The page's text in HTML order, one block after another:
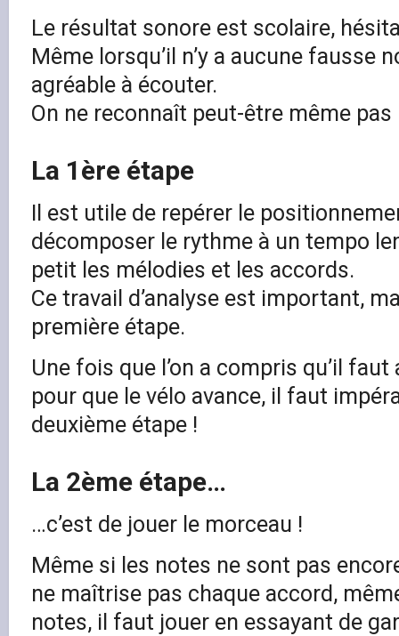
Le résultat sonore est scolaire,
Même lorsqu’il n’y a aucune fausse
agréable à écouter.
On ne reconnaît peut-être même pas
La 1ère étape
Il est utile de repérer le
décomposer le rythme à un tempo
petit les mélodies et les accords.
Ce travail d’analyse est important,
première étape.
Une fois que l’on a compris qu’il
pour que le vélo avance, il faut
deuxième étape !
La 2ème étape…
…c’est de jouer le morceau !
Même si les notes ne sont pas
ne maîtrise pas chaque accord,
notes, il faut jouer en essayant de